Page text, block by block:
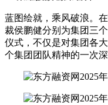
蓝图绘就，乘风破浪。
裁侯鹏健分别为集团三
仪式，不仅是对集团各
个集团团队精神的一次深